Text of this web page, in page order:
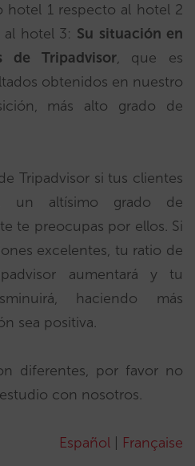
hotel 1 respecto al hotel 2
hotel 3: Su situación en
de Tripadvisor, que es
obtenidos en nuestro
más alto grado de
Tripadvisor si tus clientes
un altísimo grado de
te preocupas por ellos. Si
excelentes, tu ratio de
aumentará y tu
haciendo más
sea positiva.
diferentes, por favor no
con nosotros.
Español Française